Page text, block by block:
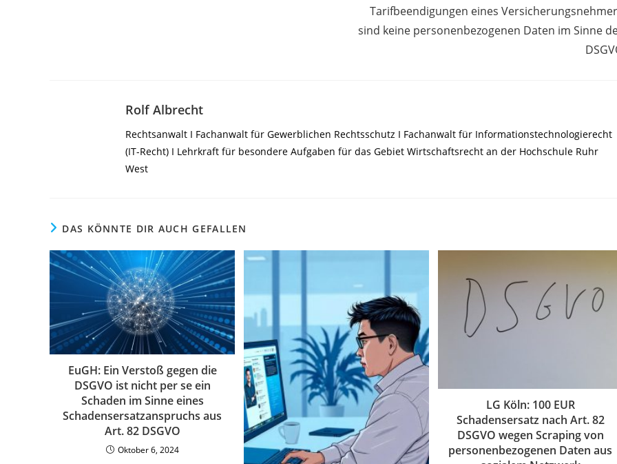
Tarifbeendigungen eines
sind keine personenbezogenen Daten im Sinne
Rolf Albrecht
Rechtsanwalt I Fachanwalt für Gewerblichen Rechtsschutz I Fachanwalt für Informationstechnologierecht
(IT-Recht) I Lehrkraft für besondere Aufgaben für das Gebiet Wirtschaftsrecht an der Hochschule Ruhr
West
DAS KÖNNTE DIR AUCH GEFALLEN
EuGH: Ein Verstoß gegen die
DSGVO ist nicht per se ein
Schaden im Sinne eines
Schadensersatzanspruchs aus
Art. 82 DSGVO
Oktober 6, 2024
LG Köln: 100 EUR
Schadensersatz nach Art. 82
DSGVO wegen Scraping von
personenbezogenen Daten aus